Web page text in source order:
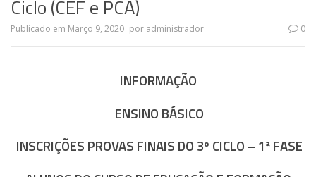
Ciclo (CEF e PCA)
Publicado em Março 9, 2020 por administrador 0
INFORMAÇÃO
ENSINO BÁSICO
INSCRIÇÕES PROVAS FINAIS DO 3º CICLO – 1ª FASE